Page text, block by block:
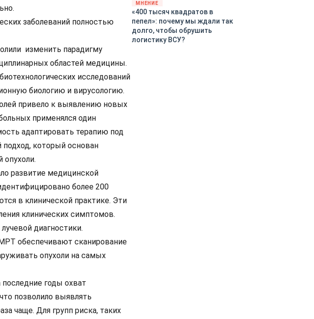
заболеваний полностью
изменить парадигму
областей медицины.
исследований
биологию и вирусологию.
привело к выявлению новых
применялся один
адаптировать терапию под
подход, который основан
опухоли.
развитие медицинской
более 200
в клинической практике. Эти
клинических симптомов.
диагностики.
обеспечивают сканирование
опухоли на самых
годы охват
позволило выявлять
чаще. Для групп риска, таких
МНЕНИЕ
«400 тысяч квадратов в
пепел»: почему мы ждали так
долго, чтобы обрушить
логистику ВСУ?